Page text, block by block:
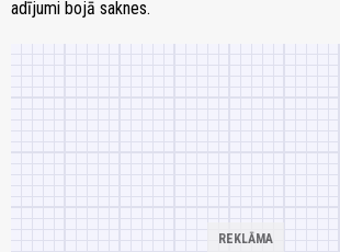
adījumi bojā saknes.